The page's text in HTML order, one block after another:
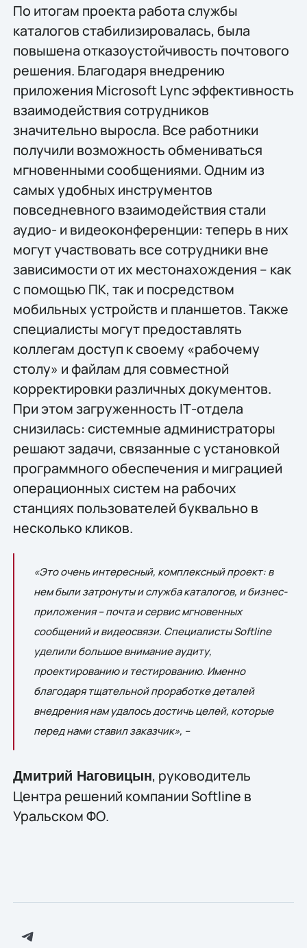
По итогам проекта работа службы
каталогов стабилизировалась, была
повышена отказоустойчивость почтового
решения. Благодаря внедрению
приложения Microsoft Lync эффективность
взаимодействия сотрудников
значительно выросла. Все работники
получили возможность обмениваться
мгновенными сообщениями. Одним из
самых удобных инструментов
повседневного взаимодействия стали
аудио- и видеоконференции: теперь в них
могут участвовать все сотрудники вне
зависимости от их местонахождения – как
с помощью ПК, так и посредством
мобильных устройств и планшетов. Также
специалисты могут предоставлять
коллегам доступ к своему «рабочему
столу» и файлам для совместной
корректировки различных документов.
При этом загруженность IТ-отдела
снизилась: системные администраторы
решают задачи, связанные с установкой
программного обеспечения и миграцией
операционных систем на рабочих
станциях пользователей буквально в
несколько кликов.
«Это очень интересный, комплексный проект: в
нем были затронуты и служба каталогов, и бизнес-
приложения – почта и сервис мгновенных
сообщений и видеосвязи. Специалисты Softline
уделили большое внимание аудиту,
проектированию и тестированию. Именно
благодаря тщательной проработке деталей
внедрения нам удалось достичь целей, которые
перед нами ставил заказчик», –
Дмитрий Наговицын, руководитель
Центра решений компании Softline в
Уральском ФО.